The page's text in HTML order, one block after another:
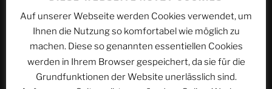
Auf unserer Webseite werden Cookies verwendet, um
Ihnen die Nutzung so komfortabel wie möglich zu
machen. Diese so genannten essentiellen Cookies
werden in Ihrem Browser gespeichert, da sie für die
Grundfunktionen der Website unerlässlich sind.